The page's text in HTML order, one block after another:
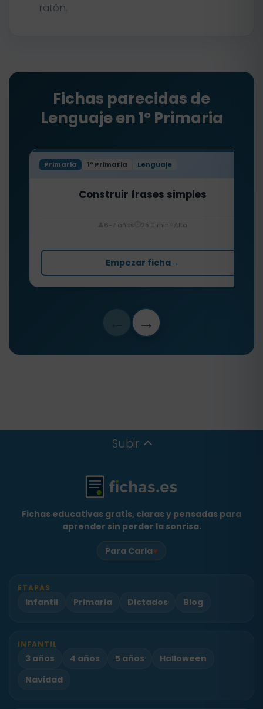
ratón.
Fichas parecidas de
Lenguaje en 1º Primaria
Primaria 1º Primaria Lenguaje
Construir frases simples
6-7 años 25.0 min Alta
Empezar ficha→
→
Subir
Fichas educativas gratis, claras y pensadas para
aprender sin perder la sonrisa.
Para Carla♥
ETAPAS
Infantil Primaria Dictados Blog
INFANTIL
3 años 4 años 5 años
Halloween
Navidad